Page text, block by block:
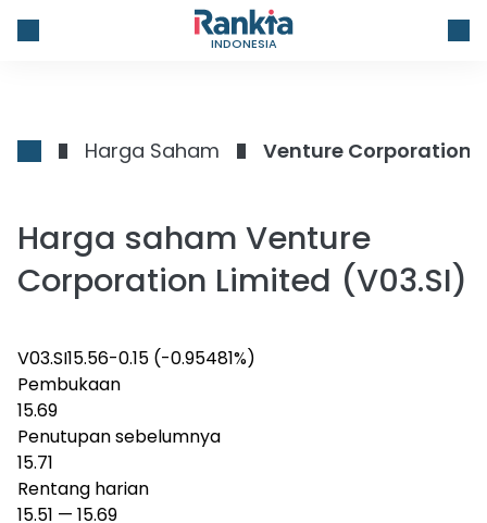
INDONESIA
Harga Saham Venture Corporation
Harga saham Venture
Corporation Limited (V03.SI)
V03.SI15.56-0.15 (-0.95481%)
Pembukaan
15.69
Penutupan sebelumnya
15.71
Rentang harian
15.51 — 15.69